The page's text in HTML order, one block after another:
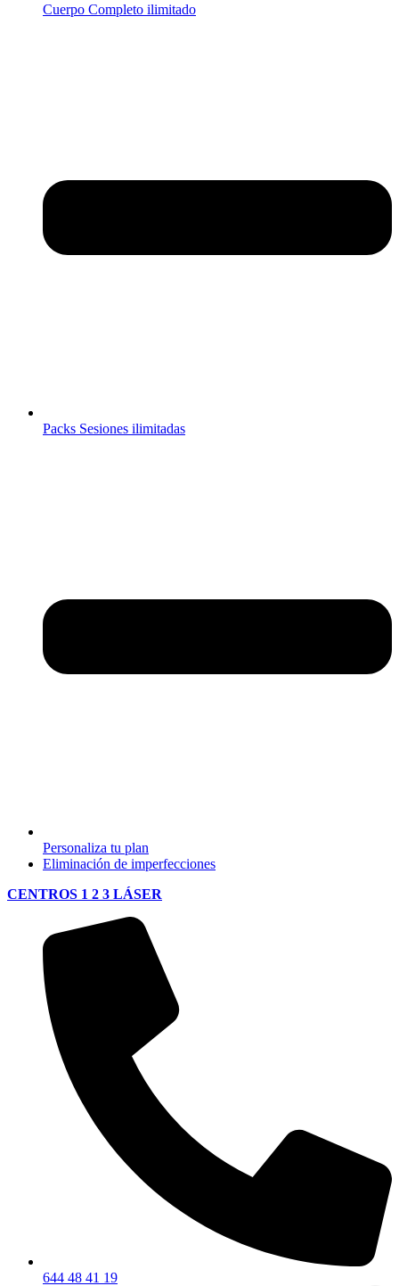
Cuerpo Completo ilimitado
Packs Sesiones ilimitadas
Personaliza tu plan
Eliminación de imperfecciones
CENTROS 1 2 3 LÁSER
644 48 41 19